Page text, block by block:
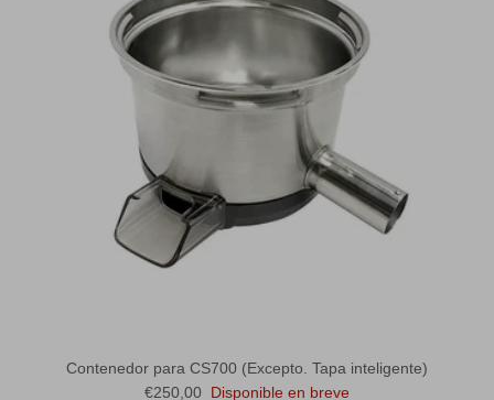
Contenedor para CS700 (Excepto. Tapa inteligente)
Precio normal
€250,00 Disponible en breve